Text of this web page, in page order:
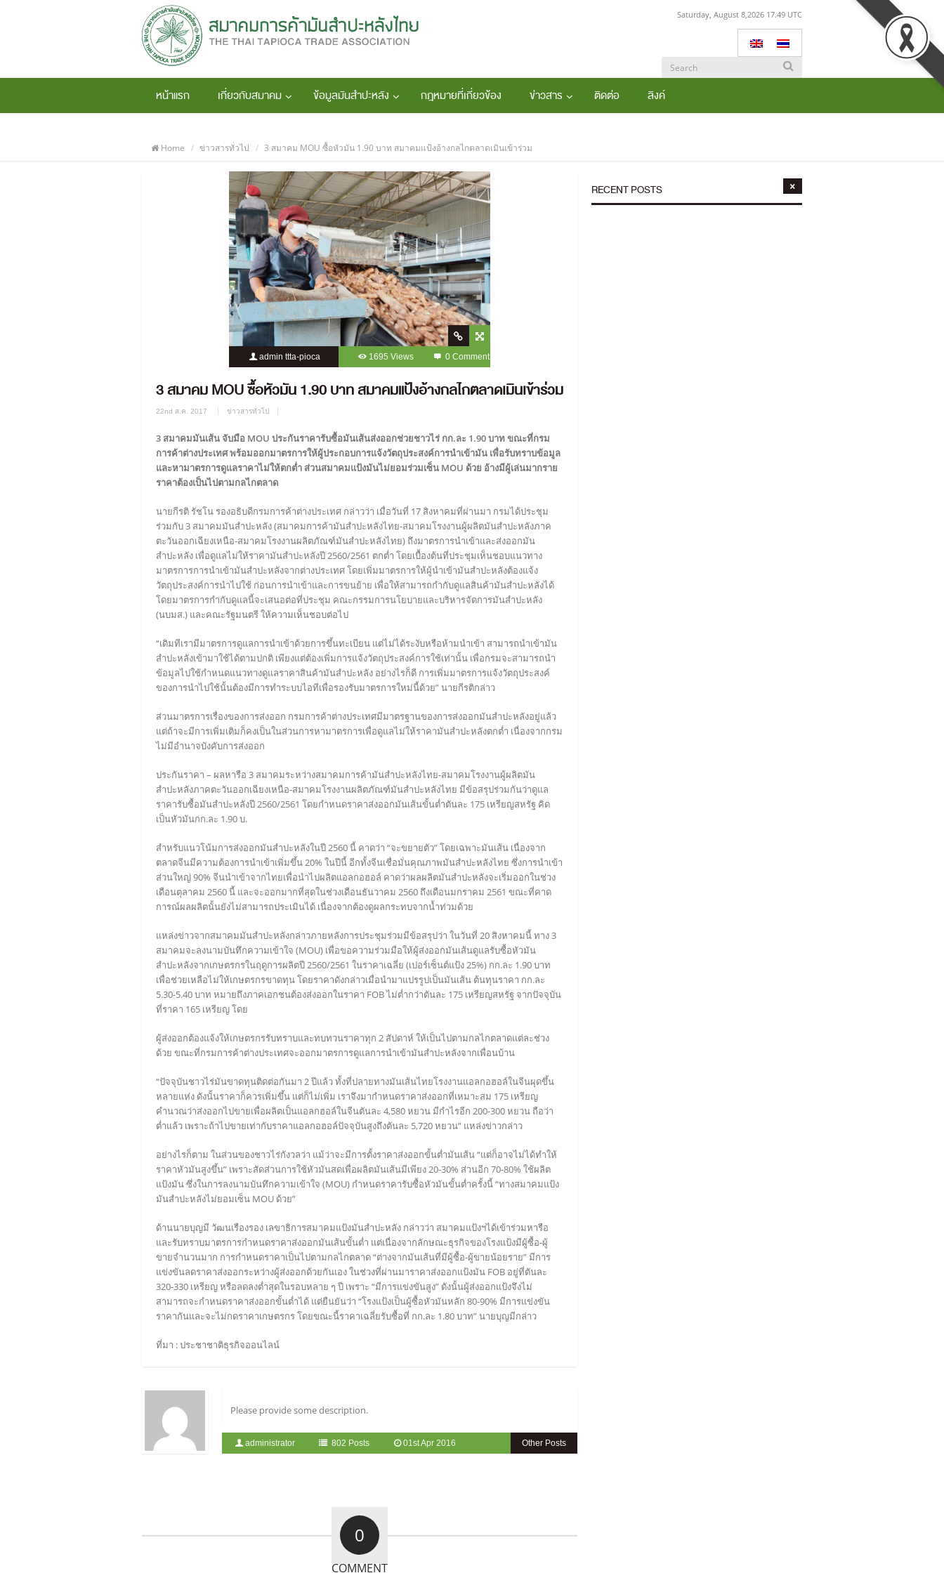
Saturday, August 8,2026 17.49 UTC
หน้าแรก เกี่ยวกับสมาคม ข้อมูลมันสำปะหลัง กฎหมายที่เกี่ยวข้อง ข่าวสาร ติดต่อ ลิงค์
Home ข่าวสารทั่วไป 3 สมาคม MOU ซื้อหัวมัน 1.90 บาท สมาคมแป้งอ้างกลไกตลาดเมินเข้าร่วม
admin ttta-pioca 1695 Views 0 Comment
3 สมาคม MOU ซื้อหัวมัน 1.90 บาท สมาคมแป้งอ้างกลไกตลาดเมินเข้าร่วม
22nd ส.ค. 2017 ข่าวสารทั่วไป
3 สมาคมมันเส้น จับมือ MOU ประกันราคารับซื้อมันเส้นส่งออกช่วยชาวไร่ กก.ละ 1.90 บาท ขณะที่กรม
การค้าต่างประเทศ พร้อมออกมาตรการให้ผู้ประกอบการแจ้งวัตถุประสงค์การนำเข้ามัน เพื่อรับทราบข้อมูล
และหามาตรการดูแลราคาไม่ให้ตกต่ำ ส่วนสมาคมแป้งมันไม่ยอมร่วมเซ็น MOU ด้วย อ้างมีผู้เล่นมากราย
ราคาต้องเป็นไปตามกลไกตลาด
นายกีรติ รัชโน รองอธิบดีกรมการค้าต่างประเทศ กล่าวว่า เมื่อวันที่ 17 สิงหาคมที่ผ่านมา กรมได้ประชุม
ร่วมกับ 3 สมาคมมันสำปะหลัง (สมาคมการค้ามันสำปะหลังไทย-สมาคมโรงงานผู้ผลิตมันสำปะหลังภาค
ตะวันออกเฉียงเหนือ-สมาคมโรงงานผลิตภัณฑ์มันสำปะหลังไทย) ถึงมาตรการนำเข้าและส่งออกมัน
สำปะหลัง เพื่อดูแลไม่ให้ราคามันสำปะหลังปี 2560/2561 ตกต่ำ โดยเบื้องต้นที่ประชุมเห็นชอบแนวทาง
มาตรการการนำเข้ามันสำปะหลังจากต่างประเทศ โดยเพิ่มมาตรการให้ผู้นำเข้ามันสำปะหลังต้องแจ้ง
วัตถุประสงค์การนำไปใช้ ก่อนการนำเข้าและการขนย้าย เพื่อให้สามารถกำกับดูแลสินค้ามันสำปะหลังได้
โดยมาตรการกำกับดูแลนี้จะเสนอต่อที่ประชุม คณะกรรมการนโยบายและบริหารจัดการมันสำปะหลัง
(นบมส.) และคณะรัฐมนตรี ให้ความเห็นชอบต่อไป
“เดิมทีเรามีมาตรการดูแลการนำเข้าด้วยการขึ้นทะเบียน แต่ไม่ได้ระงับหรือห้ามนำเข้า สามารถนำเข้ามัน
สำปะหลังเข้ามาใช้ได้ตามปกติ เพียงแต่ต้องเพิ่มการแจ้งวัตถุประสงค์การใช้เท่านั้น เพื่อกรมจะสามารถนำ
ข้อมูลไปใช้กำหนดแนวทางดูแลราคาสินค้ามันสำปะหลัง อย่างไรก็ดี การเพิ่มมาตรการแจ้งวัตถุประสงค์
ของการนำไปใช้นั้นต้องมีการทำระบบไอทีเพื่อรองรับมาตรการใหม่นี้ด้วย” นายกีรติกล่าว
ส่วนมาตรการเรื่องของการส่งออก กรมการค้าต่างประเทศมีมาตรฐานของการส่งออกมันสำปะหลังอยู่แล้ว
แต่ถ้าจะมีการเพิ่มเติมก็คงเป็นในส่วนการหามาตรการเพื่อดูแลไม่ให้ราคามันสำปะหลังตกต่ำ เนื่องจากกรม
ไม่มีอำนาจบังคับการส่งออก
ประกันราคา – ผลหารือ 3 สมาคมระหว่างสมาคมการค้ามันสำปะหลังไทย-สมาคมโรงงานผู้ผลิตมัน
สำปะหลังภาคตะวันออกเฉียงเหนือ-สมาคมโรงงานผลิตภัณฑ์มันสำปะหลังไทย มีข้อสรุปร่วมกันว่าดูแล
ราคารับซื้อมันสำปะหลังปี 2560/2561 โดยกำหนดราคาส่งออกมันเส้นขั้นต่ำตันละ 175 เหรียญสหรัฐ คิด
เป็นหัวมันกก.ละ 1.90 บ.
สำหรับแนวโน้มการส่งออกมันสำปะหลังในปี 2560 นี้ คาดว่า “จะขยายตัว” โดยเฉพาะมันเส้น เนื่องจาก
ตลาดจีนมีความต้องการนำเข้าเพิ่มขึ้น 20% ในปีนี้ อีกทั้งจีนเชื่อมั่นคุณภาพมันสำปะหลังไทย ซึ่งการนำเข้า
ส่วนใหญ่ 90% จีนนำเข้าจากไทยเพื่อนำไปผลิตแอลกอฮอล์ คาดว่าผลผลิตมันสำปะหลังจะเริ่มออกในช่วง
เดือนตุลาคม 2560 นี้ และจะออกมากที่สุดในช่วงเดือนธันวาคม 2560 ถึงเดือนมกราคม 2561 ขณะที่คาด
การณ์ผลผลิตนั้นยังไม่สามารถประเมินได้ เนื่องจากต้องดูผลกระทบจากน้ำท่วมด้วย
แหล่งข่าวจากสมาคมมันสำปะหลังกล่าวภายหลังการประชุมร่วมมีข้อสรุปว่า ในวันที่ 20 สิงหาคมนี้ ทาง 3
สมาคมจะลงนามบันทึกความเข้าใจ (MOU) เพื่อขอความร่วมมือให้ผู้ส่งออกมันเส้นดูแลรับซื้อหัวมัน
สำปะหลังจากเกษตรกรในฤดูการผลิตปี 2560/2561 ในราคาเฉลี่ย (เปอร์เซ็นต์แป้ง 25%) กก.ละ 1.90 บาท
เพื่อช่วยเหลือไม่ให้เกษตรกรขาดทุน โดยราคาดังกล่าวเมื่อนำมาแปรรูปเป็นมันเส้น ต้นทุนราคา กก.ละ
5.30-5.40 บาท หมายถึงภาคเอกชนต้องส่งออกในราคา FOB ไม่ต่ำกว่าตันละ 175 เหรียญสหรัฐ จากปัจจุบัน
ที่ราคา 165 เหรียญ โดย
ผู้ส่งออกต้องแจ้งให้เกษตรกรรับทราบและทบทวนราคาทุก 2 สัปดาห์ ให้เป็นไปตามกลไกตลาดแต่ละช่วง
ด้วย ขณะที่กรมการค้าต่างประเทศจะออกมาตรการดูแลการนำเข้ามันสำปะหลังจากเพื่อนบ้าน
“ปัจจุบันชาวไร่มันขาดทุนติดต่อกันมา 2 ปีแล้ว ทั้งที่ปลายทางมันเส้นไทยโรงงานแอลกอฮอล์ในจีนผุดขึ้น
หลายแห่ง ดังนั้นราคาก็ควรเพิ่มขึ้น แต่ก็ไม่เพิ่ม เราจึงมากำหนดราคาส่งออกที่เหมาะสม 175 เหรียญ
คำนวณว่าส่งออกไปขายเพื่อผลิตเป็นแอลกฮอล์ในจีนตันละ 4,580 หยวน มีกำไรอีก 200-300 หยวน ถือว่า
ต่ำแล้ว เพราะถ้าไปขายเท่ากับราคาแอลกอฮอล์ปัจจุบันสูงถึงตันละ 5,720 หยวน” แหล่งข่าวกล่าว
อย่างไรก็ตาม ในส่วนของชาวไร่กังวลว่า แม้ว่าจะมีการตั้งราคาส่งออกขั้นต่ำมันเส้น “แต่ก็อาจไม่ได้ทำให้
ราคาหัวมันสูงขึ้น” เพราะสัดส่วนการใช้หัวมันสดเพื่อผลิตมันเส้นมีเพียง 20-30% ส่วนอีก 70-80% ใช้ผลิต
แป้งมัน ซึ่งในการลงนามบันทึกความเข้าใจ (MOU) กำหนดราคารับซื้อหัวมันขั้นต่ำครั้งนี้ “ทางสมาคมแป้ง
มันสำปะหลังไม่ยอมเซ็น MOU ด้วย”
ด้านนายบุญมี วัฒนเรืองรอง เลขาธิการสมาคมแป้งมันสำปะหลัง กล่าวว่า สมาคมแป้งฯได้เข้าร่วมหารือ
และรับทราบมาตรการกำหนดราคาส่งออกมันเส้นขั้นต่ำ แต่เนื่องจากลักษณะธุรกิจของโรงแป้งมีผู้ซื้อ-ผู้
ขายจำนวนมาก การกำหนดราคาเป็นไปตามกลไกตลาด “ต่างจากมันเส้นที่มีผู้ซื้อ-ผู้ขายน้อยราย” มีการ
แข่งขันลดราคาส่งออกระหว่างผู้ส่งออกด้วยกันเอง ในช่วงที่ผ่านมาราคาส่งออกแป้งมัน FOB อยู่ที่ตันละ
320-330 เหรียญ หรือลดลงต่ำสุดในรอบหลาย ๆ ปี เพราะ “มีการแข่งขันสูง” ดังนั้นผู้ส่งออกแป้งจึงไม่
สามารถจะกำหนดราคาส่งออกขั้นต่ำได้ แต่ยืนยันว่า “โรงแป้งเป็นผู้ซื้อหัวมันหลัก 80-90% มีการแข่งขัน
ราคากันและจะไม่กดราคาเกษตรกร โดยขณะนี้ราคาเฉลี่ยรับซื้อที่ กก.ละ 1.80 บาท” นายบุญมีกล่าว
ที่มา : ประชาชาติธุรกิจออนไลน์
Please provide some description.
administrator 802 Posts 01st Apr 2016 Other Posts
0
COMMENT
RECENT POSTS